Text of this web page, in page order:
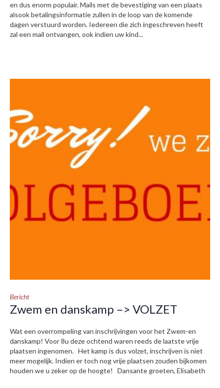
en dus enorm populair. Mails met de bevestiging van een plaats
alsook betalingsinformatie zullen in de loop van de komende
dagen verstuurd worden. Iedereen die zich ingeschreven heeft
zal een mail ontvangen, ook indien uw kind...
Bericht
Zwem en danskamp –> VOLZET
Wat een overrompeling van inschrijvingen voor het Zwem-en
danskamp! Voor 8u deze ochtend waren reeds de laatste vrije
plaatsen ingenomen. Het kamp is dus volzet, inschrijven is niet
meer mogelijk. Indien er toch nog vrije plaatsen zouden bijkomen
houden we u zeker op de hoogte! Dansante groeten, Elisabeth